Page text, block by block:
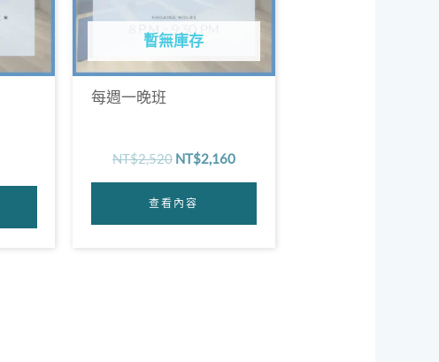
暫無庫存
每週一晚班
NT$2,520 NT$2,160
查看內容